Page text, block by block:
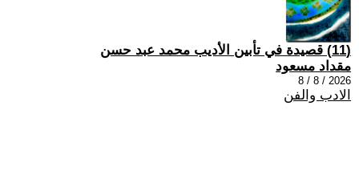
(11) قصيدة في تأبين الأديب محمد عبد حسن
مقداد مسعود
2026 / 8 / 8
الادب والفن